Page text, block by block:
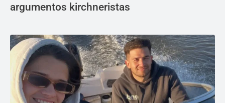
argumentos kirchneristas